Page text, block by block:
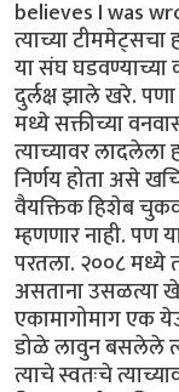
believes I was
त्याच्या टीममेट्सचा
या संघ घडवण्याच्या
दुर्लक्ष झाले खरे.
मध्ये सक्तीच्या
त्याच्यावर
निर्णय होता असे
वैयक्तिक हिशेब
म्हणणार नाही. पण
परतला. २००८
असताना उसळत्या
एकामागोमाग एक
डोळे लावुन बसलेले
त्याचे स्वतःचे